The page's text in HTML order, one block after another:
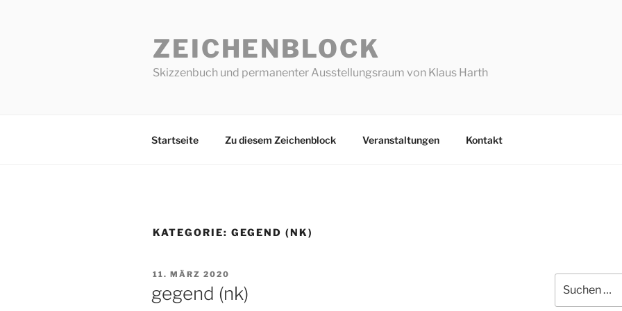
ZEICHENBLOCK
Skizzenbuch und permanenter Ausstellungsraum von Klaus Harth
Startseite Zu diesem Zeichenblock Veranstaltungen Kontakt
KATEGORIE: GEGEND (NK)
VERÖFFENTLICHT
11. MÄRZ 2020
gegend (nk)
nach: